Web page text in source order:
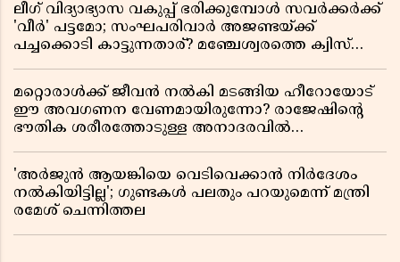
ലീഗ് വിദ്യാഭ്യാസ വകുപ്പ് ഭരിക്കുമ്പോൾ സവർക്കർക്ക്
'വീർ' പട്ടമോ; സംഘപരിവാർ അജണ്ടയ്ക്ക്
പച്ചക്കൊടി കാട്ടുന്നതാര്? മഞ്ചേശ്വരത്തെ ക്വിസ്
മറ്റൊരാൾക്ക് ജീവൻ നൽകി മടങ്ങിയ ഹീറോയോട്
ഈ അവഗണന വേണമായിരുന്നോ? രാജേഷിൻ്റെ
ഭൗതിക ശരീരത്തോടുള്ള അനാദരവിൽ
'അർജുൻ ആയങ്കിയെ വെടിവെക്കാൻ നിർദേശം
നൽകിയിട്ടില്ല'; ഗുണ്ടകൾ പലതും പറയുമെന്ന് മന്ത്രി
രമേശ് ചെന്നിത്തല